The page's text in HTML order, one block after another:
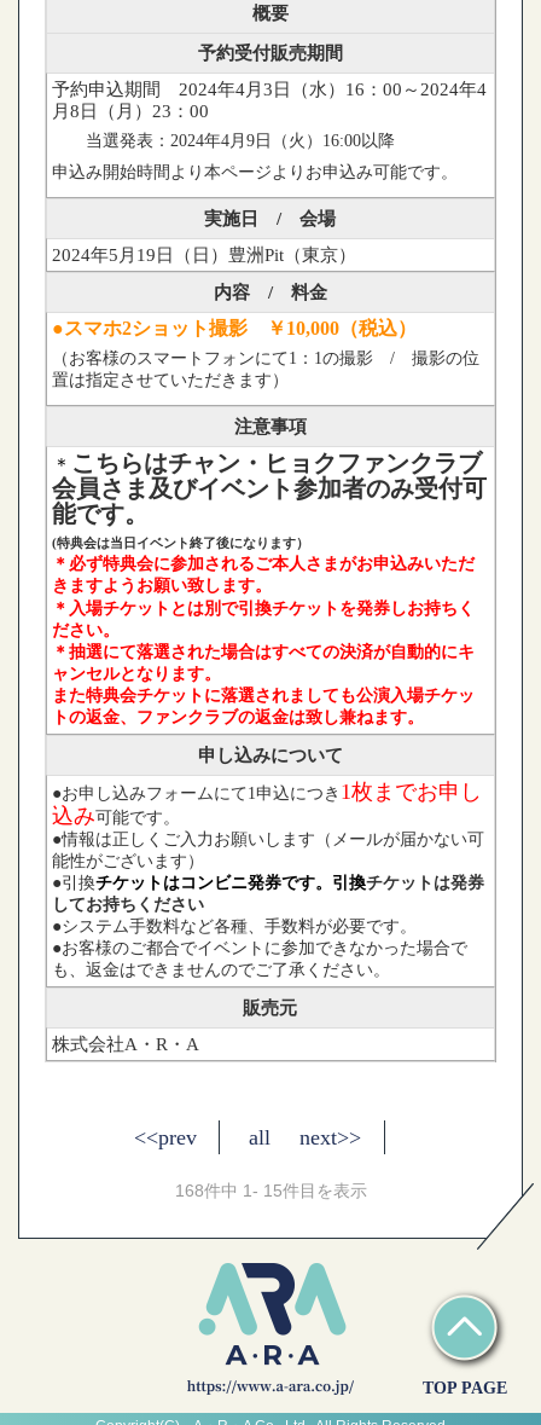
概要
予約受付販売期間
予約申込期間 2024年4月3日（水）16：00～2024年4
月8日（月）23：00
当選発表：2024年4月9日（火）16:00以降
申込み開始時間より本ページよりお申込み可能です。
実施日 / 会場
2024年5月19日（日）豊洲Pit（東京）
内容 / 料金
●スマホ2ショット撮影 ￥10,000（税込）
（お客様のスマートフォンにて1：1の撮影 / 撮影の位
置は指定させていただきます）
注意事項
＊ こちらはチャン・ヒョクファンクラブ
会員さま及びイベント参加者のみ受付可
能です。
(特典会は当日イベント終了後になります）
＊必ず特典会に参加されるご本人さまがお申込みいただ
きますようお願い致します。
＊入場チケットとは別で引換チケットを発券しお持ちく
ださい。
＊抽選にて落選された場合はすべての決済が自動的にキ
ャンセルとなります。
また特典会チケットに落選されましても公演入場チケッ
トの返金、ファンクラブの返金は致し兼ねます。
申し込みについて
●お申し込みフォームにて1申込につき 1枚ま でお申し
込み可能です。
●情報は正しくご入力お願いします（メールが届かない可
能性がございます）
●引換チケットはコンビニ発券です。引換チケットは発券
してお持ちください
●システム手数料など各種、手数料が必要です。
●お客様のご都合でイベントに参加できなかった場合で
も、返金はできませんのでご了承ください。
販売元
株式会社A・R・A
<<prev all next>>
168件中 1- 15件目を表示
TOP PAGE